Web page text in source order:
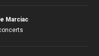
Marciac